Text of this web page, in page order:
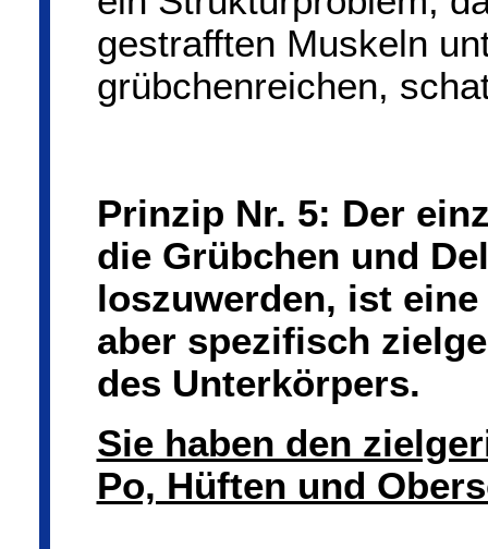
gestrafften Muskeln
grübchenreichen,
Prinzip Nr. 5: Der
die Grübchen und
loszuwerden, ist
aber spezifisch
des Unterkörpers.
Sie haben den
Po, Hüften und